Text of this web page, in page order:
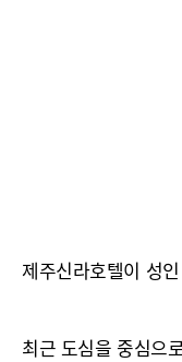
제주신라호텔이 성
최근 도심을 중심으